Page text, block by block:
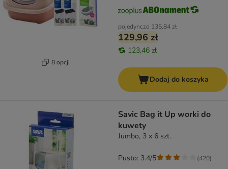
8 opcji
pojedynczo 135,84 zł
129,96 zł
123,46 zł
Dodaj do koszyka
Savic Bag it Up worki do
kuwety
Jumbo, 3 x 6 szt.
Pusto: 3.4/5 (420)